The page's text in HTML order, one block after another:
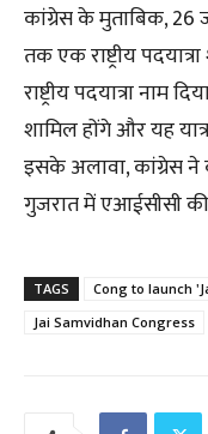
कांग्रेस के मुताबिक,
तक एक राष्ट्रीय
राष्ट्रीय पदयात्रा नाम
शामिल होंगे और यह
इसके अलावा, कांग्रेस
गुजरात में एआईसीसी
TAGS Cong to launch
Jai Samvidhan Congress